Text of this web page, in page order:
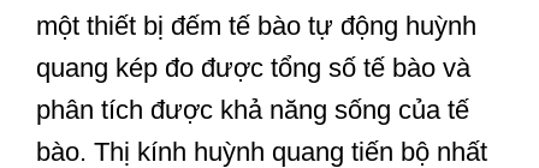
một thiết bị đếm tế bào tự động huỳnh
quang kép đo được tổng số tế bào và
phân tích được khả năng sống của tế
bào. Thị kính huỳnh quang tiến bộ nhất